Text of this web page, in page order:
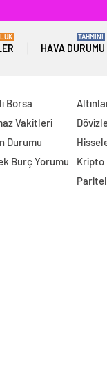
HAVA DURUMU
TAHMİNİ
Borsa
Vakitleri
Durumu
Burç Yorumu
Kripto